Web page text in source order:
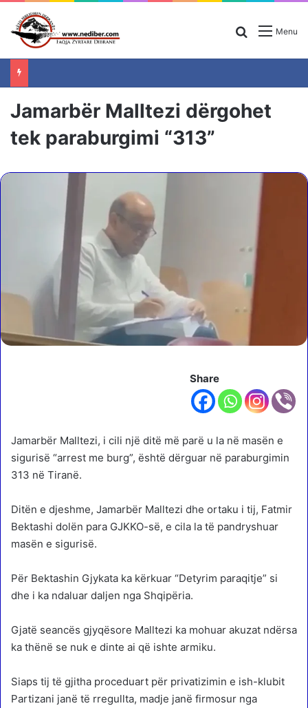
Menu
Search for
Jamarbër Malltezi dërgohet
tek paraburgimi “313”
Share
Jamarbër Malltezi, i cili një ditë më parë u la në masën e
sigurisë “arrest me burg”, është dërguar në paraburgimin
313 në Tiranë.
Ditën e djeshme, Jamarbër Malltezi dhe ortaku i tij, Fatmir
Bektashi dolën para GJKKO-së, e cila la të pandryshuar
masën e sigurisë.
Për Bektashin Gjykata ka kërkuar “Detyrim paraqitje” si
dhe i ka ndaluar daljen nga Shqipëria.
Gjatë seancës gjyqësore Malltezi ka mohuar akuzat ndërsa
ka thënë se nuk e dinte ai që ishte armiku.
Siaps tij të gjitha proceduart për privatizimin e ish-klubit
Partizani janë të rregullta, madje janë firmosur nga